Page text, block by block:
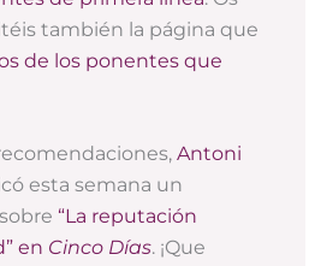
también la página que
de los ponentes que
Antoni
esta semana un
“La reputación
en Cinco Días. ¡Que